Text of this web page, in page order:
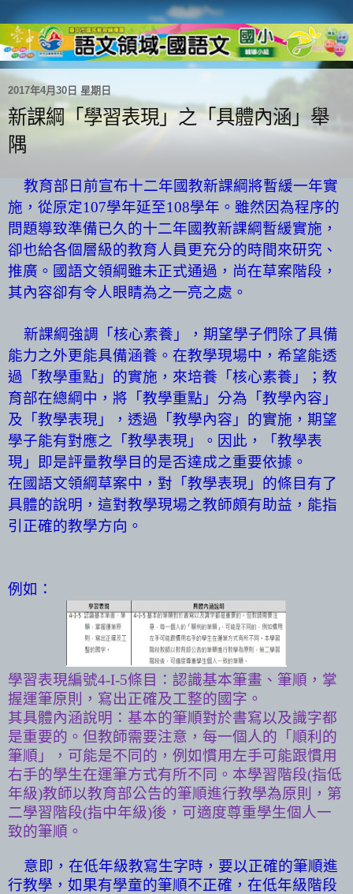
2017年4月30日 星期日
新課綱「學習表現」之「具體內涵」舉
隅
教育部日前宣布十二年國教新課綱將暫緩一年實
施，從原定107學年延至108學年。 雖然因為程序的
問題導致準備已久的十二年國教新課綱暫緩實施，
卻也給各個層級的教育人員更充分的時間來研究、
推廣。國語文領綱雖未正式通過，尚在草案階段，
其內容卻有令人眼睛為之一亮之處。
新課綱強調「核心素養」，期望學子們除了具備
能力之外更能具備涵養。在教學現場中，希望能透
過「教學重點」的實施，來培養「核心素養」；教
育部在總綱中，將「教學重點」分為「教學內容」
及「教學表現」，透過「教學內容」的實施，期望
學子能有對應之「教學表現」。因此，「教學表
現」即是評量教學目的是否達成之重要依據。
在國語文領綱草案中，對「教學表現」的條目有了
具體的說明，這對教學現場之教師頗有助益，能指
引正確的教學方向。
例如：
學習表現編號4-Ι-5條目：認識基本筆畫、筆順，掌
握運筆原則，寫出正確及工整的國字。
其具體內涵說明：基本的筆順對於書寫以及識字都
是重要的。但教師需要注意，每一個人的「順利的
筆順」，可能是不同的，例如慣用左手可能跟慣用
右手的學生在運筆方式有所不同。本學習階段(指低
年級)教師以教育部公告的筆順進行教學為原則，第
二學習階段(指中年級)後，可適度尊重學生個人一
致的筆順。
意即，在低年級教寫生字時，要以正確的筆順進
行教學，如果有學童的筆順不正確，在低年級階段